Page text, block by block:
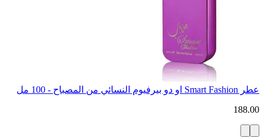
عطر Smart Fashion او دو بيرفيوم النسائي من المصباح - 100 مل
188.00